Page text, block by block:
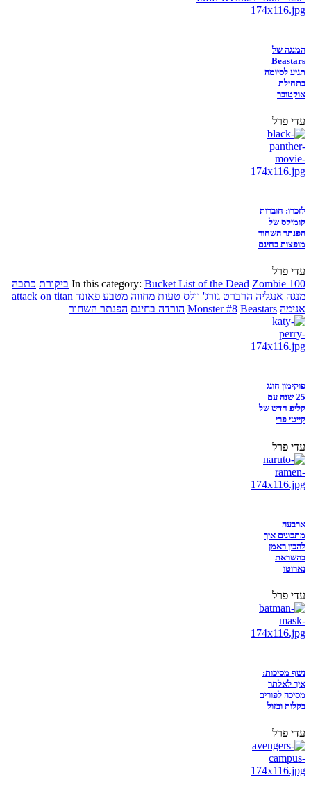
המנגה של
Beastars
תגיע לסיומה
בתחילת
אוקטובר
עדי פרל
לזכרו: חוברות
קומיקס של
הפנתר השחור
מופצות בחינם
עדי פרל
In this category: Bucket List of the Dead Zombie 100 ביקורת כתבה
מנגה אנגליה הרברט גורג' וולס טעות מחווה מטבע פאונד attack on titan
אנימה
Monster #8 Beastars הורדה בחינם הפנתר השחור
פוקימון חוגג
25 שנה עם
קליפ חדש של
קייטי פרי
עדי פרל
ארבעה
מתכונים איך
להכין ראמן
בהשראת
נארוטו
עדי פרל
נשף מסיכות:
איך לאלתר
מסיכה לפורים
בקלות ובזול
עדי פרל